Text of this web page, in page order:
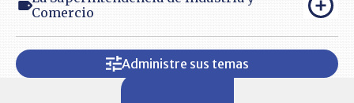
Comercio
Administre sus temas